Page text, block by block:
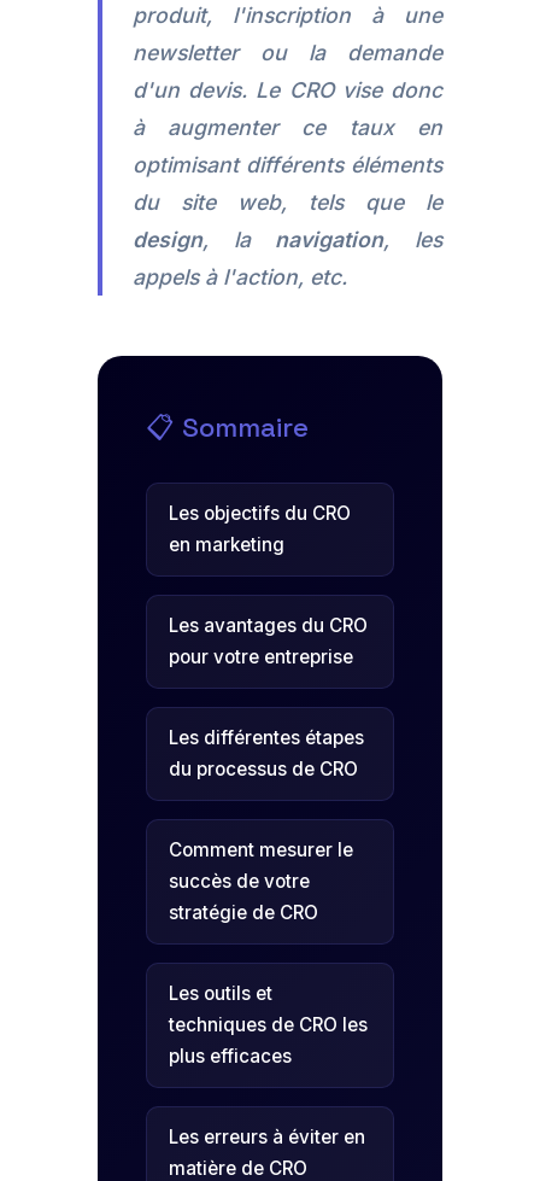
produit, l'inscription à une
newsletter ou la demande
d'un devis. Le CRO vise donc
à augmenter ce taux en
optimisant différents éléments
du site web, tels que le
design, la navigation, les
appels à l'action, etc.
📋 Sommaire
Les objectifs du CRO
en marketing
Les avantages du CRO
pour votre entreprise
Les différentes étapes
du processus de CRO
Comment mesurer le
succès de votre
stratégie de CRO
Les outils et
techniques de CRO les
plus efficaces
Les erreurs à éviter en
matière de CRO